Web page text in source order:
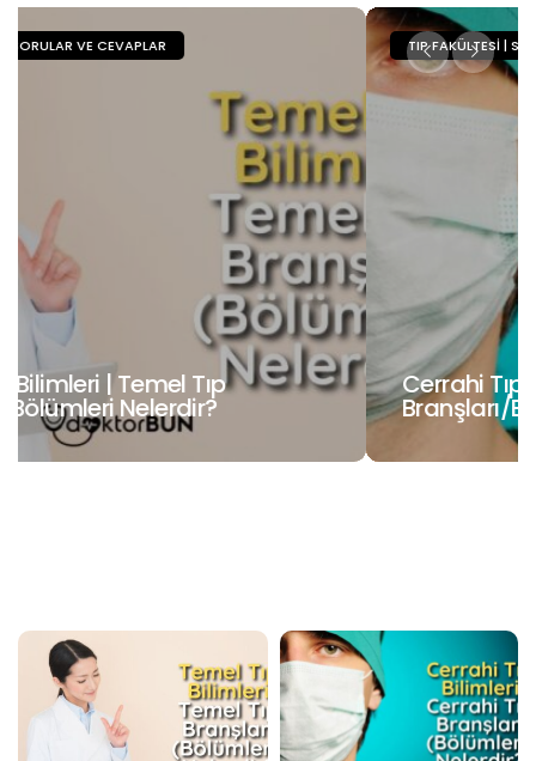
TIP FAKÜLTESI | SORULAR VE CEVAPLAR
Cerrahi Tıp Bilimleri | Cerrahi Tıp
Branşları/Bölümleri Nelerdir?